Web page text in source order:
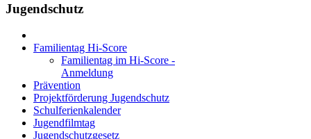
Jugendschutz
Familientag Hi-Score
Familientag im Hi-Score -
Anmeldung
Prävention
Projektförderung Jugendschutz
Schulferienkalender
Jugendfilmtag
Jugendschutzgesetz